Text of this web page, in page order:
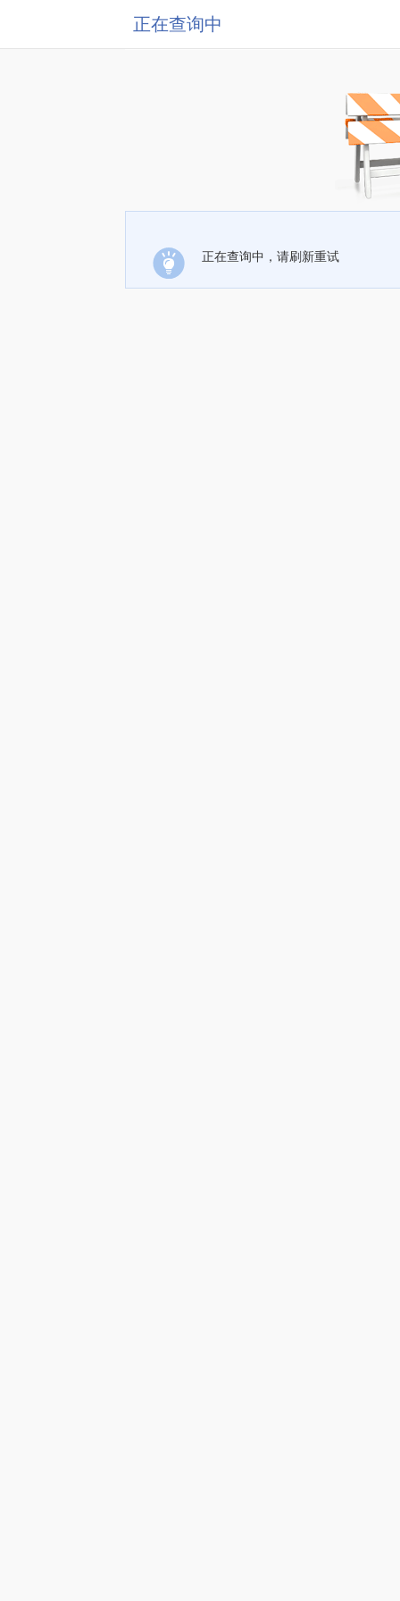
正在查询中
正在查询中，请刷新重试